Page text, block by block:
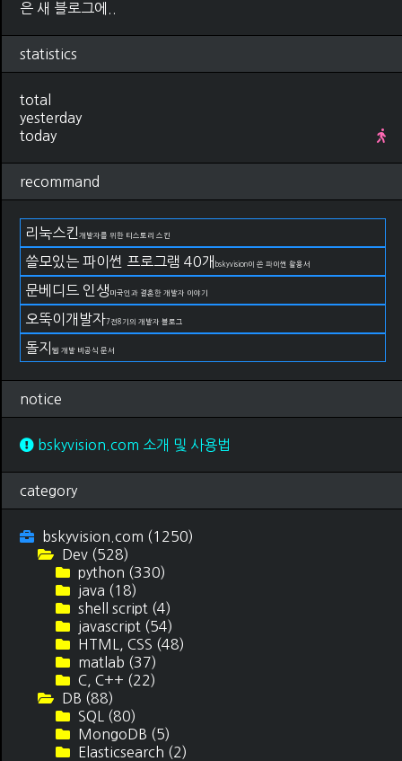
은 새 블로그에..
statistics
total
yesterday
today
recommand
리눅스킨 개발자를 위한 티스토리 스킨
쓸모있는 파이썬 프로그램 40개 bskyvision이 쓴 파이썬 활용서
문베디드 인생 미국인과 결혼한 개발자 이야기
오뚝이개발자7전8기의 개발자 블로그
돌지 웹 개발 비공식 문서
notice
bskyvision.com 소개 및 사용법
category
bskyvision.com (1250)
Dev (528)
python (330)
java (18)
shell script (4)
javascript (54)
HTML, CSS (48)
matlab (37)
C, C++ (22)
DB (88)
SQL (80)
MongoDB (5)
Elasticsearch (2)